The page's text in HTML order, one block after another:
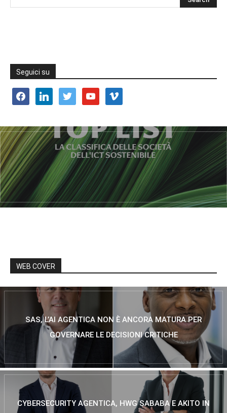
Seguici su
facebooklinkedin twitter youtube vimeo
WEB COVER
SAS, L’AI AGENTICA NON È ANCORA MATURA PER
GOVERNARE LE DECISIONI CRITICHE
CYBERSECURITY AGENTICA, HWG SABABA E AKITO IN